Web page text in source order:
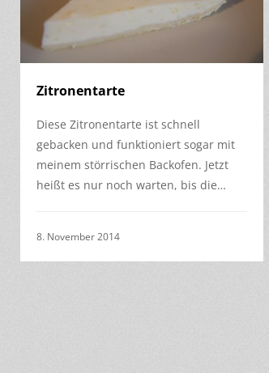
Zitronentarte
Diese Zitronentarte ist schnell
gebacken und funktioniert sogar mit
meinem störrischen Backofen. Jetzt
heißt es nur noch warten, bis die…
8. November 2014